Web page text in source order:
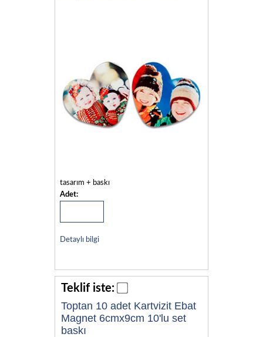
tasarım + baskı
Adet:
Detaylı bilgi
Teklif iste:
Toptan 10 adet Kartvizit Ebat
Magnet 6cmx9cm 10'lu set
baskı